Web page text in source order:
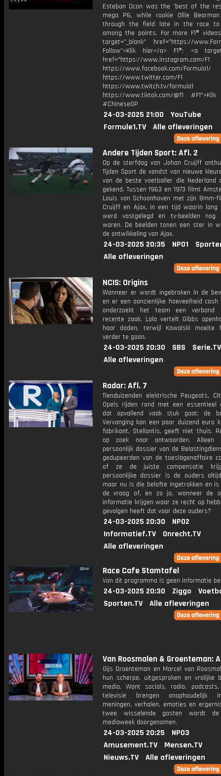
Esteban Ocon was the 'best of the
mega P6, while rookie Ollie
through the field late in the race
among the points. For more F1®
target="_blank" href="https://
Follow">Klik hier</a> F1®: <a
href="https://www.instagram.com/F1
https://www.facebook.com/Formula1/
https://www.twitter.com/F1
https://www.twitch.tv/formula1
https://www.tiktok.com/@f1
#ChineseGP
24-03-2025 21:00
YouTube
Formule1.TV
Alle afleveringen
Andere Tijden Sport: Afl. 2
Op de sterfdag van Johan Cruijff
Tijden Sport de vondst van nieuwe
van de beste voetballer die Nederland
gekend. Tussen 1963 en 1973 filmt
Louis van Schoonhoven met zijn 8mm-
Cruijff en Ajax, in een tijd waarin lang
werd vastgelegd en tv-beelden nog
waren. De beelden tonen een ster in
de ontwikkeling van Ajax.
24-03-2025 20:35 NPO1
Alle afleveringen
NCIS: Origins
Wanneer er wordt ingebroken in de
en er een aanzienlijke hoeveelheid cash
onderzoekt het team een ​​verband
recente zaak. Lala vertelt Gibbs
haar daden, terwijl Kowalski moeite
verder te gaan.
24-03-2025 20:30 SBS
Serie.TV
Alle afleveringen
Radar: Afl. 7
Tienduizenden elektrische Peugeots,
Opels rijden rond met een essentieel
dat opvallend vaak stuk gaat: de
Vervanging kan een paar duizend euro
fabrikant, Stellantis, geeft niet thuis.
op zoek naar antwoorden.
persoonlijk dossier van de
gedupeerden van de toeslagenaffaire
of ze de juiste compensatie
persoonlijke dossier is de ouders
maar nu is die belofte ingetrokken en
de vraag of, en zo ja, wanneer de
informatie krijgen waar ze recht op
gevolgen heeft dat voor deze ouders?
24-03-2025 20:30
NPO2
Informatief.TV
Onrecht.TV
Alle afleveringen
Race Cafe Stamtafel
Van dit programma is geen informatie
24-03-2025 20:30 Ziggo
Sporten.TV
Alle afleveringen
Van Roosmalen & Groenteman:
Gijs Groenteman en Marcel van
hun scherpe, uitgesproken en vrolijke
media. Want socials, radio,
televisie brengen onophoudelijk
meningen, verhalen, emoties en
twee wisselende gasten wordt de
mediaweek doorgenomen.
24-03-2025 20:25
NPO3
Amusement.TV
Mensen.TV
Nieuws.TV
Alle afleveringen